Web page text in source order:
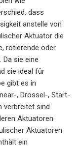
dass
anstelle von
Aktuator die
rotierende oder
sie eine
sie ideal für
gibt es in
, Drossel-, Start-
verbreitet sind
Aktuatoren
Aktuatoren
ein